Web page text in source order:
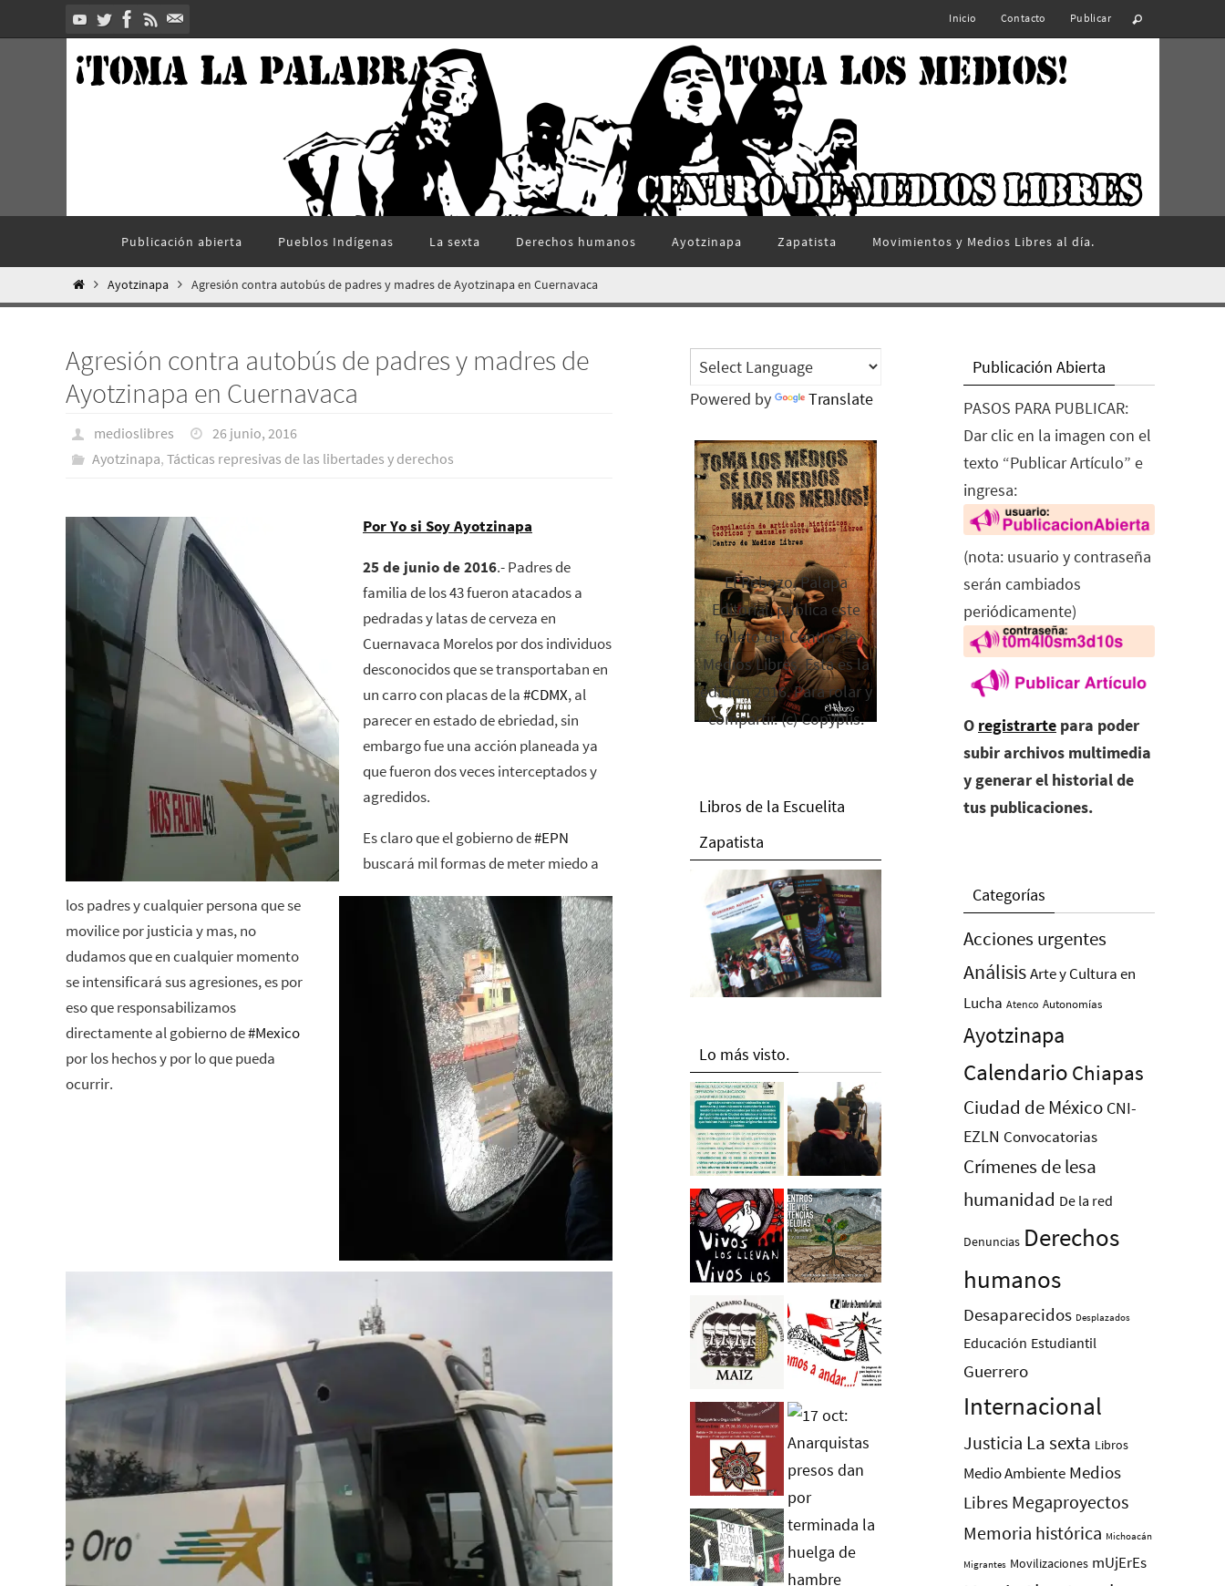
al
Inicio Contacto Publicar
contenido
Publicación abierta Pueblos Indí­genas La sexta Derechos humanos Ayotzinapa Zapatista Movimientos y Medios Libres al día.
InicioAyotzinapa Agresión contra autobús de padres y madres de Ayotzinapa en Cuernavaca
Agresión contra autobús de padres y madres de
Ayotzinapa en Cuernavaca
medioslibres
26 junio, 2016
Ayotzinapa, Tácticas represivas de las libertades y derechos
Por Yo si Soy Ayotzinapa
25 de junio de 2016.- Padres de
familia de los 43 fueron atacados a
pedradas y latas de cerveza en
Cuernavaca Morelos por dos individuos
desconocidos que se transportaban en
un carro con placas de la‪#‎CDMX‬, al
parecer en estado de ebriedad, sin
embargo fue una acción planeada ya
que fueron dos veces interceptados y
agredidos.
Es claro que el gobierno de‪#‎EPN‬
buscará mil formas de meter miedo a
los padres y cualquier persona que se
movilice por justicia y mas, no
dudamos que en cualquier momento
se intensificará sus agresiones, es por
eso que responsabilizamos
directamente al gobierno de‪#‎Mexico‬
por los hechos y por lo que pueda
ocurrir.
Powered by Translate
El Rebozo, Palapa
Editorial, publica este
folleto del Centro de
Medios Libres. Esta es la
edición 2016. Para rolar y
compartir. (c) Copyplis.
Libros de la Escuelita
Zapatista
Lo más visto.
Publicación Abierta
PASOS PARA PUBLICAR:
Dar clic en la imagen con el
texto “Publicar Artículo” e
ingresa:
(nota: usuario y contraseña
serán cambiados
periódicamente)
O registrarte para poder
subir archivos multimedia
y generar el historial de
tus publicaciones.
Categorías
Acciones urgentes
AnálisisArte y Cultura en
Lucha Atenco Autonomías
Ayotzinapa
Calendario Chiapas
Ciudad de México CNI-
EZLN Convocatorias
Crímenes de lesa
humanidad De la red
Denuncias Derechos
humanos
Desaparecidos Desplazados
Educación Estudiantil
Guerrero
Internacional
Justicia La sexta Libros
Medio Ambiente Medios
Libres Megaproyectos
Memoria histórica Michoacán
Migrantes Movilizaciones mUjErEs